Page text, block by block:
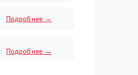
Подробнее →
Подробнее →